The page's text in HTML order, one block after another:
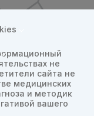
не
сайта не
медицинских
и методик
вашего